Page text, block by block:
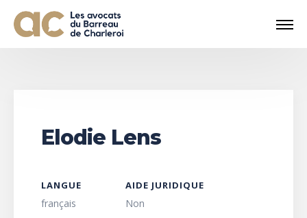
Elodie Lens
LANGUE
français
AIDE JURIDIQUE
Non